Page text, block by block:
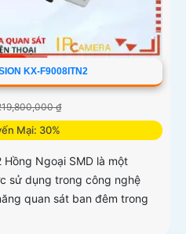
KX-F9008ITN2
₫
Mại: 30%
Ngoại SMD là một
sử dụng trong công nghệ
quan sát ban đêm trong